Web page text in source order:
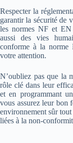
Respecter la
garantir la sécurité de
les normes NF et EN
aussi des vies
conforme à la norme
votre attention.
N’oubliez pas que la
rôle clé dans leur
et en programmant
vous assurez leur bon
environnement sûr
liées à la non-